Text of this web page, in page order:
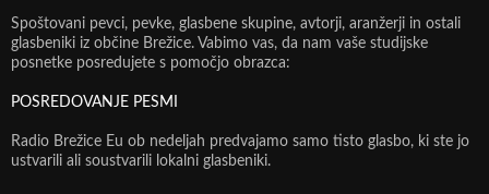
Spoštovani pevci, pevke, glasbene skupine, avtorji, aranžerji in ostali
glasbeniki iz občine Brežice. Vabimo vas, da nam vaše studijske
posnetke posredujete s pomočjo obrazca:
POSREDOVANJE PESMI
Radio Brežice Eu ob nedeljah predvajamo samo tisto glasbo, ki ste jo
ustvarili ali soustvarili lokalni glasbeniki.